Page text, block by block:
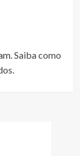
Saiba como
.